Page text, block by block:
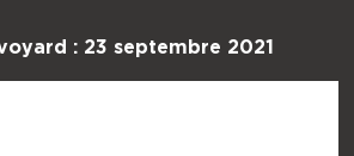
: 23 septembre 2021